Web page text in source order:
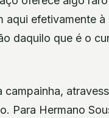
aqui efetivamente
daquilo que é o
campainha,
Para Hermano